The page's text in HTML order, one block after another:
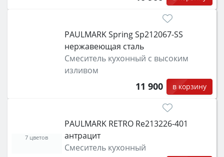
PAULMARK Spring Sp212067-SS
нержавеющая сталь
Смеситель кухонный с высоким
изливом
11 900 в корзину
PAULMARK RETRO Re213226-401
антрацит
Смеситель кухонный
7 цветов